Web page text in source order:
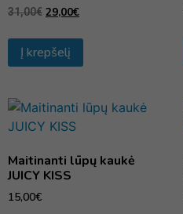
31,00€ 29,00€
Į krepšelį
Maitinanti lūpų kaukė
JUICY KISS
15,00€